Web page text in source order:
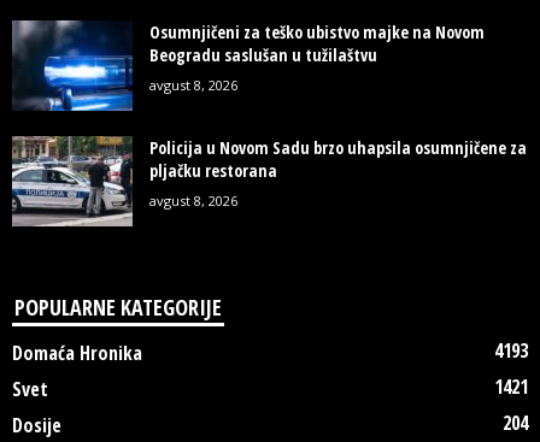
Osumnjičeni za teško ubistvo majke na Novom
Beogradu saslušan u tužilaštvu
avgust 8, 2026
Policija u Novom Sadu brzo uhapsila osumnjičene za
pljačku restorana
avgust 8, 2026
POPULARNE KATEGORIJE
Domaća Hronika
4193
Svet
1421
Dosije
204